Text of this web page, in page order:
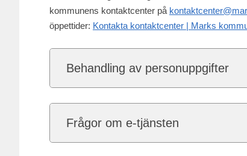
kommunens kontaktcenter på
öppettider: Kontakta kontaktcenter | Marks
Behandling av personuppgifter
Frågor om e-tjänsten